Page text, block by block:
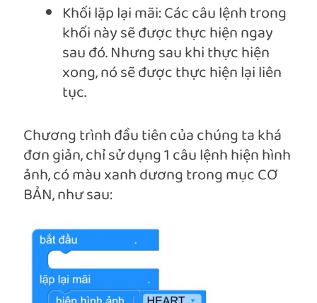
Khối lặp lại mãi: Các câu lệnh trong
khối này sẽ được thực hiện ngay
sau đó. Nhưng sau khi thực hiện
xong, nó sẽ được thực hiện lại liên
tục.
Chương trình đầu tiên của chúng ta khá
đơn giản, chỉ sử dụng 1 câu lệnh hiện hình
ảnh, có màu xanh dương trong mục CƠ
BẢN, như sau: